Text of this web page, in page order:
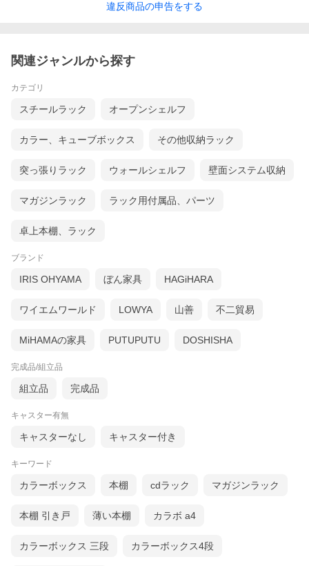
違反商品の申告をする
関連ジャンルから探す
カテゴリ
スチールラック オープンシェルフ
カラー、キューブボックス その他収納ラック
突っ張りラック ウォールシェルフ 壁面システム収納
マガジンラック ラック用付属品、パーツ
卓上本棚、ラック
ブランド
IRIS OHYAMA ぼん家具 HAGiHARA
ワイエムワールド LOWYA 山善 不二貿易
MiHAMAの家具 PUTUPUTU DOSHISHA
完成品/組立品
組立品 完成品
キャスター有無
キャスターなし キャスター付き
キーワード
カラーボックス 本棚 cdラック マガジンラック
本棚 引き戸 薄い本棚 カラボ a4
カラーボックス 三段 カラーボックス4段